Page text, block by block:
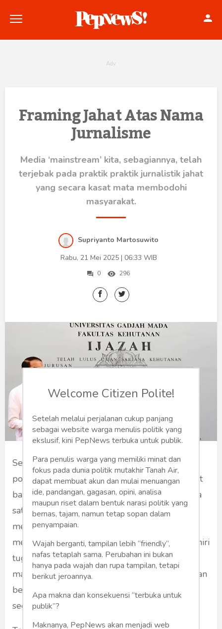
Politik
Hankam
Internasional
Framing Jahat Atas Nama
Jurnalisme
Media ‘mainstream’ kita, sebagiannya, telah
terjebak pada praktik praktik jurnalistik jahat
yang secara kasat mata membodohi
masyarakat.
Supriyanto Martosuwito
Rabu, 21 Mei 2025 | 06:33 WIB
0 296
Sebenarnya saya sedih setiap kali membaca
postingan di grup WA atau laman berita terkait
bangkrutnya media besar dan kredibel, dimana
satu per satu mengurangi jumlah awaknya,
memberhentikan reporter dan wartawannya,
memutus kontrak pekerjanya, bahkan mengakhiri
tugas pemrednya. Apalagi jika yang kena PHK,
masih muda, sedang bersemangat menyebarkan
berita, mendalami jurnalisme. Saya sungguh
sedih.
Welcome Citizen Polite!
Setelah melalui perjalanan cukup panjang
sebagai website warga menulis politik yang
ekslusif, kini PepNews terbuka untuk publik.
Para penulis warga yang memiliki minat dan
fokus pada dunia politik mutakhir Tanah Air,
dapat membuat akun dan mulai menuangan
ide, pandangan, gagasan, opini, analisa
maupun riset dalam bentuk narasi politik yang
bernas, tajam, namun tetap sopan dalam
penyampaian.
Wajah berganti, tampilan lebih “friendly”,
nafas tetaplah sama. Perubahan ini bukan
hanya pada wajah dan rupa tampilan, tetapi
berikut jeroannya.
Apa makna dan konsekuensi “terbuka untuk
publik”?
Maknanya, PepNews akan menjadi web